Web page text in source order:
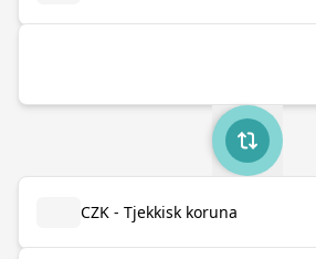
CZK - Tjekkisk koruna